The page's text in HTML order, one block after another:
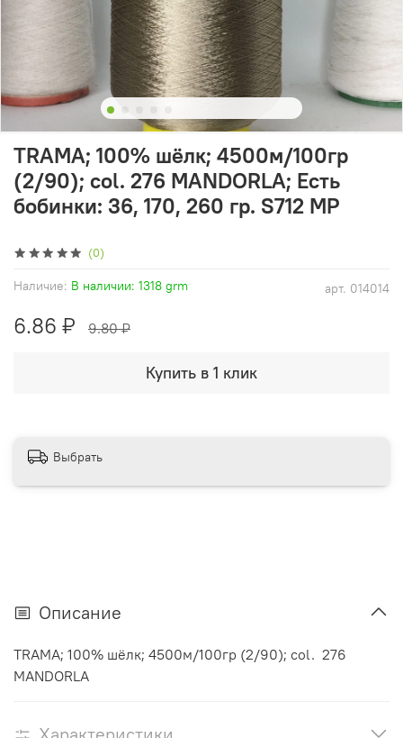
(0)
арт. 014014
Наличие: В наличии: 1318 grm
TRAMA; 100% шёлк; 4500м/100гр
(2/90); col. 276 MANDORLA; Есть
бобинки: 36, 170, 260 гр. S712 MP
6.86 ₽ 9.80 ₽
Купить в 1 клик
Выбрать
Описание
TRAMA; 100% шёлк; 4500м/100гр (2/90); col. 276
MANDORLA